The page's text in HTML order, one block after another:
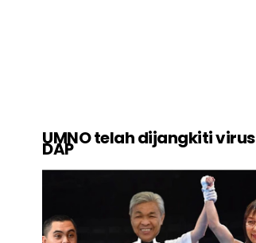
UMNO telah dijangkiti virus
DAP